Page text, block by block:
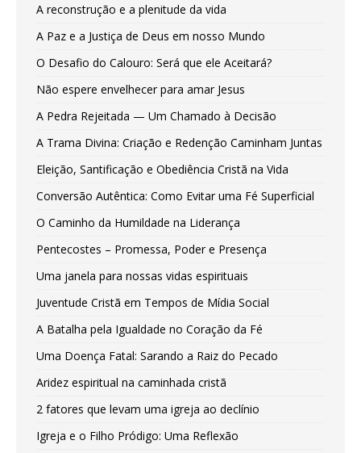
A reconstrução e a plenitude da vida
A Paz e a Justiça de Deus em nosso Mundo
O Desafio do Calouro: Será que ele Aceitará?
Não espere envelhecer para amar Jesus
A Pedra Rejeitada — Um Chamado à Decisão
A Trama Divina: Criação e Redenção Caminham Juntas
Eleição, Santificação e Obediência Cristã na Vida
Conversão Autêntica: Como Evitar uma Fé Superficial
O Caminho da Humildade na Liderança
Pentecostes – Promessa, Poder e Presença
Uma janela para nossas vidas espirituais
Juventude Cristã em Tempos de Mídia Social
A Batalha pela Igualdade no Coração da Fé
Uma Doença Fatal: Sarando a Raiz do Pecado
Aridez espiritual na caminhada cristã
2 fatores que levam uma igreja ao declínio
Igreja e o Filho Pródigo: Uma Reflexão